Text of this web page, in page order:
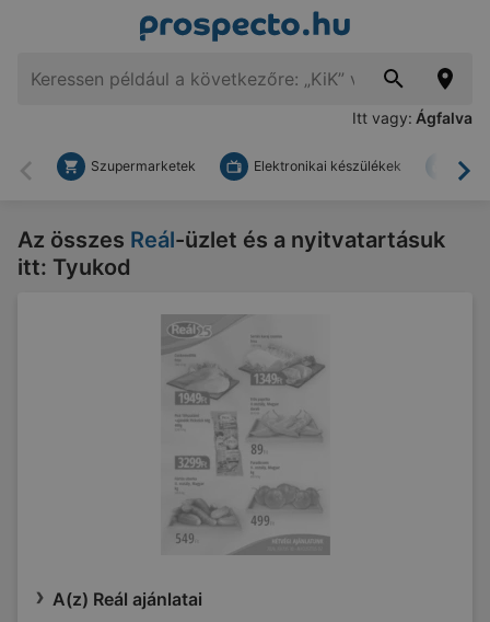
Itt vagy: Ágfalva
Vissza
Szupermarketek Elektronikai készülékek
Az összes Reál-üzlet és a nyitvatartásuk
itt: Tyukod
A(z) Reál ajánlatai